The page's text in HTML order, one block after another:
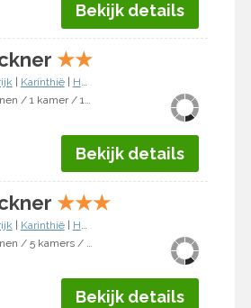
Bekijk details
★★
Karinthië| Heiligenblut
2 personen / 1 kamer / 1 slaapkamer
Bekijk details
★★★
Karinthië| Heiligenblut
6 personen / 5 kamers / 4 slaapkamers
Bekijk details